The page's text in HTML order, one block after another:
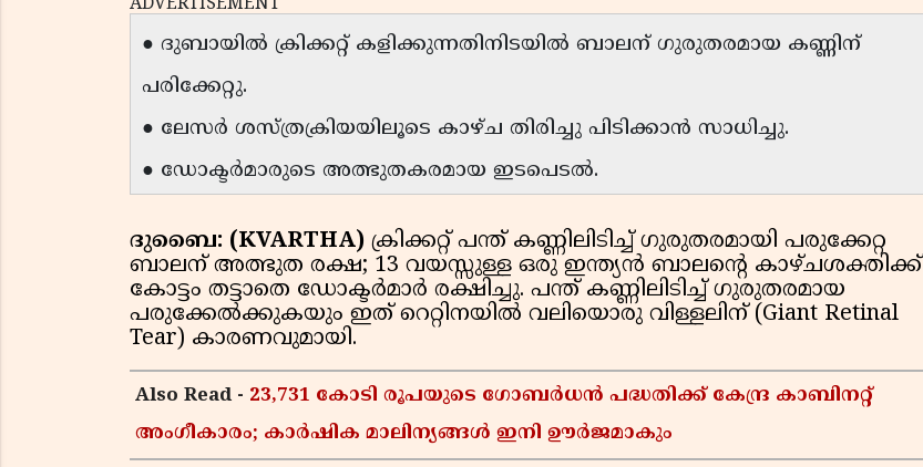
ADVERTISEMENT
● ദുബായിൽ ക്രിക്കറ്റ് കളിക്കുന്നതിനിടയിൽ ബാലന് ഗുരുതരമായ കണ്ണിന്
പരിക്കേറ്റു.
● ലേസർ ശസ്ത്രക്രിയയിലൂടെ കാഴ്ച തിരിച്ചു പിടിക്കാൻ സാധിച്ചു.
● ഡോക്ടർമാരുടെ അത്ഭുതകരമായ ഇടപെടൽ.
ദുബൈ: (KVARTHA) ക്രിക്കറ്റ് പന്ത് കണ്ണിലിടിച്ച് ഗുരുതരമായി പരുക്കേറ്റ
ബാലന് അത്ഭുത രക്ഷ; 13 വയസ്സുള്ള ഒരു ഇന്ത്യന്‍ ബാലന്റെ കാഴ്ചശക്തിക്ക്
കോട്ടം തട്ടാതെ ഡോക്ടര്‍മാര്‍ രക്ഷിച്ചു. പന്ത് കണ്ണിലിടിച്ച് ഗുരുതരമായ
പരുക്കേല്‍ക്കുകയും ഇത് റെറ്റിനയില്‍ വലിയൊരു വിള്ളലിന് (Giant Retinal
Tear) കാരണവുമായി.
Also Read - 23,731 കോടി രൂപയുടെ ഗോബർധൻ പദ്ധതിക്ക് കേന്ദ്ര കാബിനറ്റ്
അംഗീകാരം; കാർഷിക മാലിന്യങ്ങൾ ഇനി ഊർജമാകും